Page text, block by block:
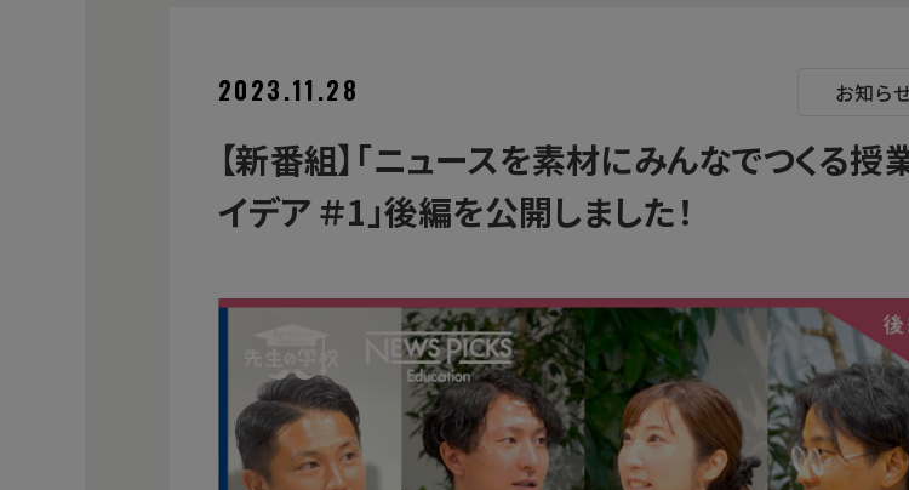
2023.11.28 お知ら
【新番組】「ニュースを素材にみんなでつくる授
イデア ＃1」後編を公開しました！